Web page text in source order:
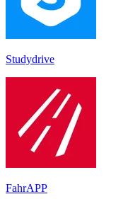
Studydrive
FahrAPP